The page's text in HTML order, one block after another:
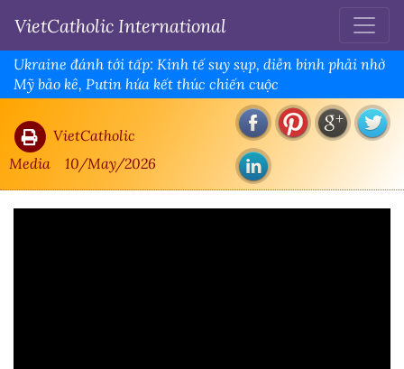
VietCatholic International
Ukraine đánh tới tấp: Kinh tế suy sụp, diễn binh phải nhờ
Mỹ bảo kê, Putin hứa kết thúc chiến cuộc
VietCatholic
Media
10/May/2026